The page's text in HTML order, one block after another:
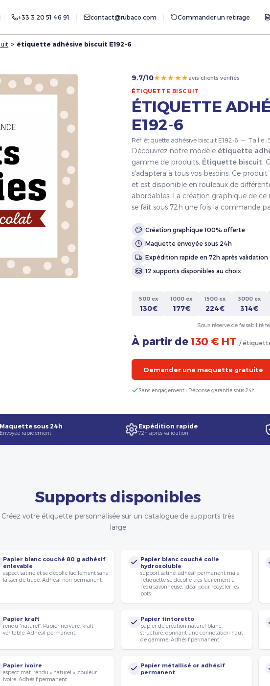
+33 3 20 51 46 91 contact@rubaco.com Commander un retirage
> étiquette adhésive biscuit E192-6
9.7/10★★★★★avis clients vérifiés
ÉTIQUETTE BISCUIT
ÉTIQUETTE
E192-6
Réf. étiquette adhésive biscuit E192-6 — Taille :
Découvrez notre modèle étiquette
gamme de produits, Étiquette biscuit .
s'adaptera à tous vos besoins. Ce produit
et est disponible en rouleaux de
abordables. La création graphique de
se fait sous 72h une fois la commande
Création graphique 100% offerte
Maquette envoyée sous 24h
Expédition rapide en 72h après validation
12 supports disponibles au choix
500 ex
130€
1000 ex
177€
1500 ex
224€
3000 ex
314€
Sous réserve de faisabilité
À partir de 130 € HT /
Demander une maquette gratuite
Sans engagement · Réponse garantie sous 24h
Maquette sous 24h
Envoyée rapidement
Expédition rapide
72h après validation
Supports disponibles
Créez votre étiquette personnalisée sur un catalogue de supports très
large
Papier blanc couché 80 g adhésif
enlevable
aspect satiné et se décolle facilement sans
laisser de trace. Adhésif non permanent.
Papier blanc couché colle
hydrosoluble
support satiné, adhésif permanent mais
l’étiquette se décolle très facilement à
l’eau savonneuse, idéal pour recycler les
pots.
Papier kraft
rendu “naturel”. Papier nervuré, kraft
véritable. Adhésif permanent.
Papier tintoretto
papier de création naturel blanc,
structuré, donnant une connotation haut
de gamme. Adhésif permanent.
Papier ivoire
aspect mat, rendu « naturel », couleur
ivoire. Adhésif permanent.
Papier métallisé or adhésif
permanent